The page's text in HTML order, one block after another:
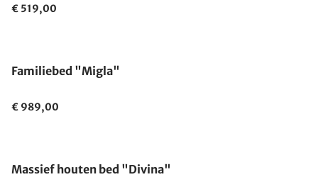
€ 519,00
Familiebed "Migla"
€ 989,00
Massief houten bed "Divina"